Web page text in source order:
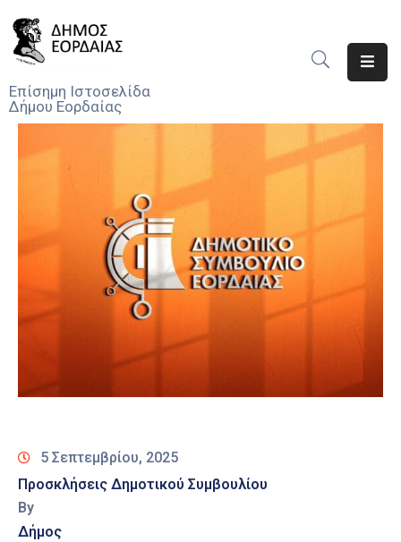
Επίσημη Ιστοσελίδα
Δήμου Εορδαίας
Ο
Του
Προσκλήσεις
Τηλέφωνα
5 Σεπτεμβρίου, 2025
Προσκλήσεις Δημοτικού Συμβουλίου
By
Δήμος